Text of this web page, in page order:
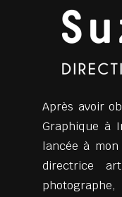
Après avoir
Graphique à
lancée à mon
directrice